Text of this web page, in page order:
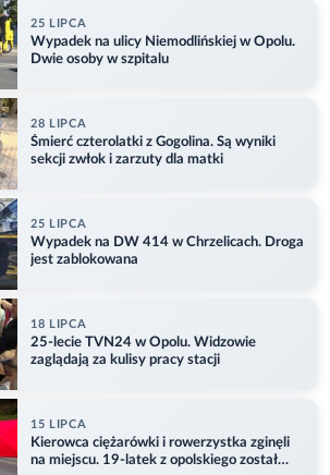
25 LIPCA
Wypadek na ulicy Niemodlińskiej w Opolu.
Dwie osoby w szpitalu
28 LIPCA
Śmierć czterolatki z Gogolina. Są wyniki
sekcji zwłok i zarzuty dla matki
25 LIPCA
Wypadek na DW 414 w Chrzelicach. Droga
jest zablokowana
18 LIPCA
25-lecie TVN24 w Opolu. Widzowie
zaglądają za kulisy pracy stacji
15 LIPCA
Kierowca ciężarówki i rowerzystka zginęli
na miejscu. 19-latek z opolskiego został